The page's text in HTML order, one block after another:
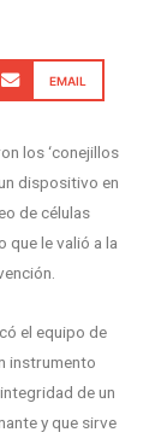
EMAIL
los ‘conejillos
dispositivo en
de células
que le valió a la
el equipo de
instrumento
de un
y que sirve